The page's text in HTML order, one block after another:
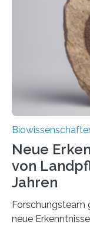
peroxisomalen
Saccharomyces
Studie wurde
Fachzeitschrift…
Neue
von
Jahren
Forschungsteam
neue